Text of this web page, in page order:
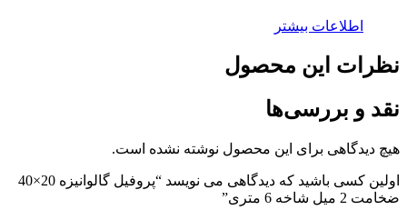
اطلاعات بیشتر
نظرات این محصول
نقد و بررسی‌ها
هیچ دیدگاهی برای این محصول نوشته نشده است.
اولین کسی باشید که دیدگاهی می نویسد “پروفیل گالوانیزه 20×40
ضخامت 2 میل شاخه 6 متری”